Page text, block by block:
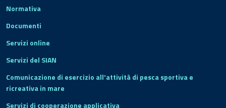
Normativa
Documenti
Servizi online
Servizi del SIAN
Comunicazione di esercizio all'attività di pesca sportiva e
ricreativa in mare
Servizi di cooperazione applicativa